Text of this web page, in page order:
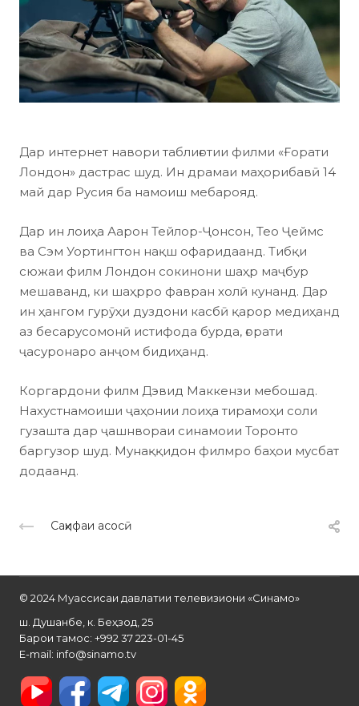
Дар интернет навори таблиғотии филми «Ғорати
Лондон» дастрас шуд. Ин драмаи маҳорибавӣ 14
май дар Русия ба намоиш мебарояд.
Дар ин лоиҳа Аарон Тейлор-Ҷонсон, Тео Ҷеймс
ва Сэм Уортингтон нақш офаридаанд. Тибқи
сюжаи филм Лондон сокинони шаҳр маҷбур
мешаванд, ки шаҳрро фавран холӣ кунанд. Дар
ин ҳангом гурӯҳи дуздони касбӣ қарор медиҳанд
аз бесарусомонӣ истифода бурда, ғорати
ҷасуронаро анҷом бидиҳанд.
Коргардони филм Дэвид Маккензи мебошад.
Нахустнамоиши ҷаҳонии лоиҳа тирамоҳи соли
гузашта дар ҷашнвораи синамоии Торонто
баргузор шуд. Мунаққидон филмро баҳои мусбат
додаанд.
Саҳифаи асосӣ
© 2024 Муассисаи давлатии телевизиони «Синамо»
ш. Душанбе, к. Беҳзод, 25
Барои тамос: +992 37 223-01-45
E-mail: info@sinamo.tv